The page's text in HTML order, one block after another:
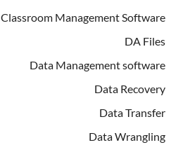
Classroom Management Software
DA Files
Data Management software
Data Recovery
Data Transfer
Data Wrangling